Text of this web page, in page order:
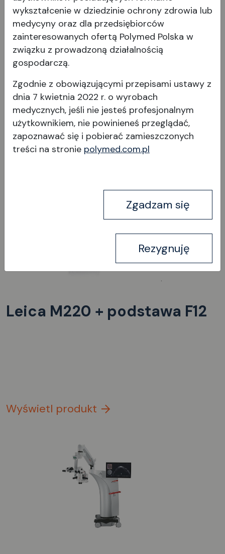
BIOM
Wyświetl produkt
Leica M220 + podstawa F12
Wyświetl produkt
wykształcenie w dziedzinie ochrony zdrowia lub
medycyny oraz dla przedsiębiorców
zainteresowanych ofertą Polymed Polska w
związku z prowadzoną działalnością
gospodarczą.
Zgodnie z obowiązującymi przepisami ustawy z
dnia 7 kwietnia 2022 r. o wyrobach
medycznych, jeśli nie jesteś profesjonalnym
użytkownikiem, nie powinieneś przeglądać,
zapoznawać się i pobierać zamieszczonych
treści na stronie polymed.com.pl
Zgadzam się
Rezygnuję